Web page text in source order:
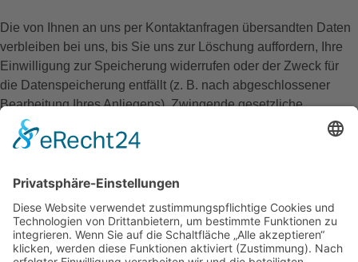
Die von Ihnen an uns per Kontaktanfragen übersandten Daten
verbleiben bei uns, bis Sie uns zur Löschung auffordern, Ihre
Einwilligung zur Speicherung widerrufen oder der Zweck für
die Datenspeicherung entfällt (z. B. nach abgeschlossener
Bearbeitung Ihres Anliegens). Zwingende gesetzliche
Bestimmungen – insbesondere gesetzliche
Aufbewahrungsfristen – bleiben unberührt.
5. Plugins und Tools
Google Fonts (lokales Hosting)